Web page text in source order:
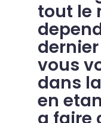
tout le
vous
dans
en